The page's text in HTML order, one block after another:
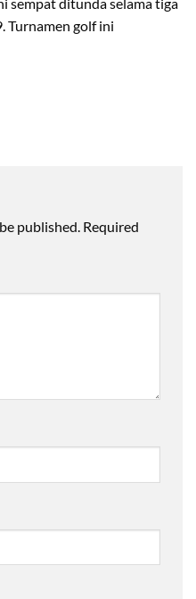
Turnamen golf ini
published. Required